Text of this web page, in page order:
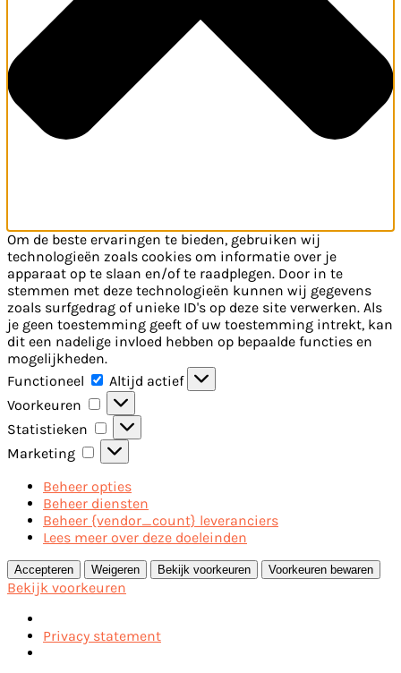
Om de beste ervaringen te bieden, gebruiken wij
technologieën zoals cookies om informatie over je
apparaat op te slaan en/of te raadplegen. Door in te
stemmen met deze technologieën kunnen wij gegevens
zoals surfgedrag of unieke ID's op deze site verwerken. Als
je geen toestemming geeft of uw toestemming intrekt, kan
dit een nadelige invloed hebben op bepaalde functies en
mogelijkheden.
Functioneel
Functioneel
Altijd actief
Voorkeuren
Voorkeuren
Statistieken
Statistieken
Marketing
Marketing
Beheer opties
Beheer diensten
Beheer {vendor_count} leveranciers
Lees meer over deze doeleinden
Accepteren Weigeren Bekijk voorkeuren Voorkeuren bewaren
Bekijk voorkeuren
Privacy statement